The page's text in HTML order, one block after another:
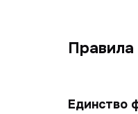
Правила
Единство